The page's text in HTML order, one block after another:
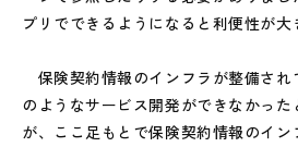
プリでできるようになると利便性が大
保険契約情報のインフラが整備され
のようなサービス開発ができなかっ
が、ここ足もとで保険契約情報のイ